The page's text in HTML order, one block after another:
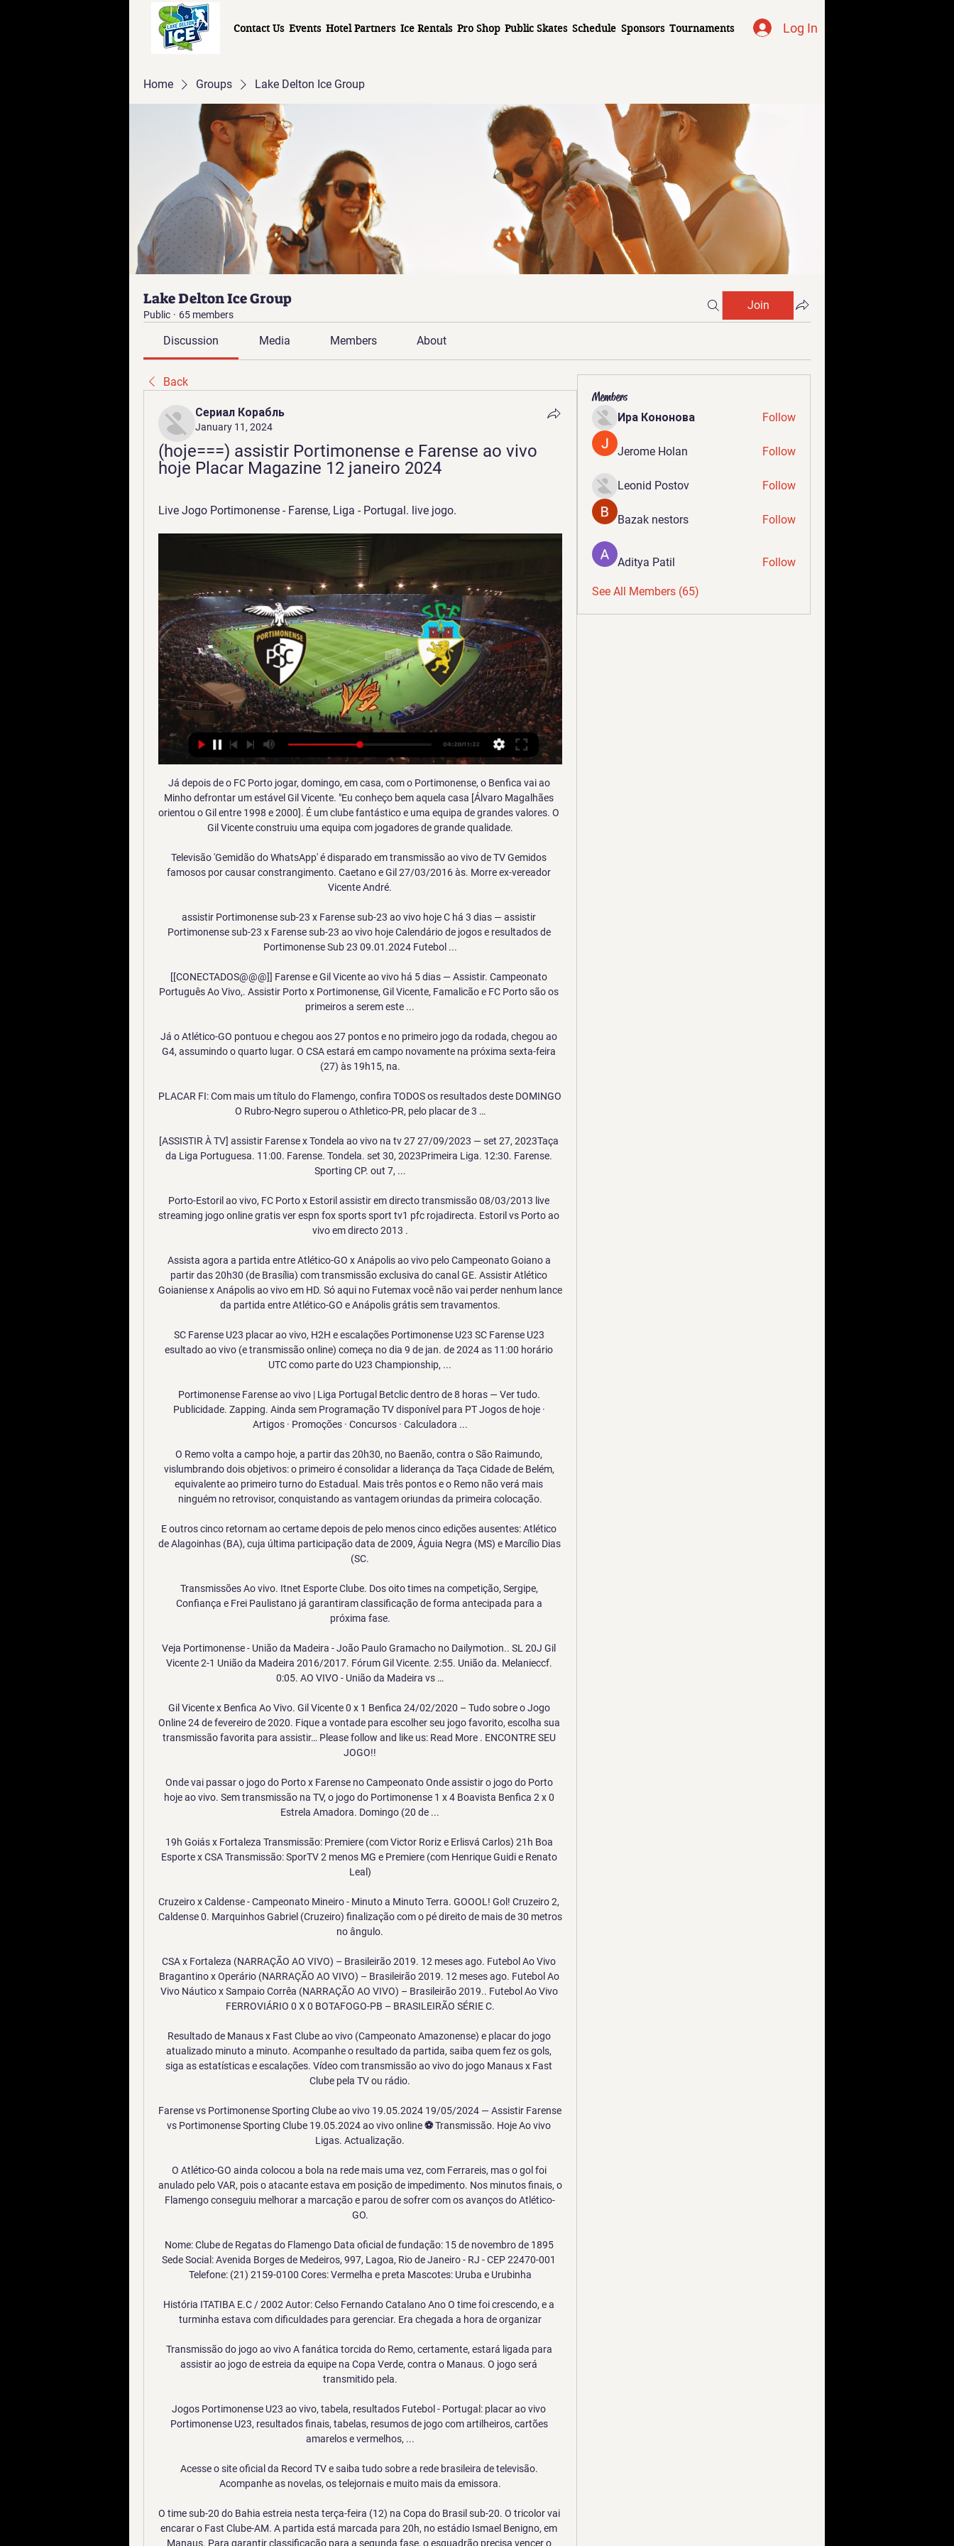
Contact Us Events Hotel Partners Ice Rentals Pro Shop Public Skates Schedule Sponsors Tournaments Log In
Home Groups Lake Delton Ice Group
Lake Delton Ice Group
Public · 65 members
Join
Discussion Media Members About
Back
Сериал Корабль
January 11, 2024
(hoje===) assistir Portimonense e Farense ao vivo
hoje Placar Magazine 12 janeiro 2024
Live Jogo Portimonense - Farense, Liga - Portugal. live jogo.
Já depois de o FC Porto jogar, domingo, em casa, com o Portimonense, o Benfica vai ao Minho defrontar um estável Gil Vicente. "Eu conheço bem aquela casa [Álvaro Magalhães orientou o Gil entre 1998 e 2000]. É um clube fantástico e uma equipa de grandes valores. O Gil Vicente construiu uma equipa com jogadores de grande qualidade.

Televisão 'Gemidão do WhatsApp' é disparado em transmissão ao vivo de TV Gemidos famosos por causar constrangimento. Caetano e Gil 27/03/2016 às. Morre ex-vereador Vicente André.

assistir Portimonense sub-23 x Farense sub-23 ao vivo hoje C há 3 dias — assistir Portimonense sub-23 x Farense sub-23 ao vivo hoje Calendário de jogos e resultados de Portimonense Sub 23 09.01.2024 Futebol ...

[[CONECTADOS@@@]] Farense e Gil Vicente ao vivo há 5 dias — Assistir. Campeonato Português Ao Vivo,. Assistir Porto x Portimonense, Gil Vicente, Famalicão e FC Porto são os primeiros a serem este ...

Já o Atlético-GO pontuou e chegou aos 27 pontos e no primeiro jogo da rodada, chegou ao G4, assumindo o quarto lugar. O CSA estará em campo novamente na próxima sexta-feira (27) às 19h15, na.

PLACAR FI: Com mais um título do Flamengo, confira TODOS os resultados deste DOMINGO O Rubro-Negro superou o Athletico-PR, pelo placar de 3 …

[ASSISTIR À TV] assistir Farense x Tondela ao vivo na tv 27 27/09/2023 — set 27, 2023Taça da Liga Portuguesa. 11:00. Farense. Tondela. set 30, 2023Primeira Liga. 12:30. Farense. Sporting CP. out 7, ...

Porto-Estoril ao vivo, FC Porto x Estoril assistir em directo transmissão 08/03/2013 live streaming jogo online gratis ver espn fox sports sport tv1 pfc rojadirecta. Estoril vs Porto ao vivo em directo 2013 .

Assista agora a partida entre Atlético-GO x Anápolis ao vivo pelo Campeonato Goiano a partir das 20h30 (de Brasília) com transmissão exclusiva do canal GE. Assistir Atlético Goianiense x Anápolis ao vivo em HD. Só aqui no Futemax você não vai perder nenhum lance da partida entre Atlético-GO e Anápolis grátis sem travamentos.

SC Farense U23 placar ao vivo, H2H e escalações Portimonense U23 SC Farense U23 esultado ao vivo (e transmissão online) começa no dia 9 de jan. de 2024 as 11:00 horário UTC como parte do U23 Championship, ...

Portimonense Farense ao vivo | Liga Portugal Betclic dentro de 8 horas — Ver tudo. Publicidade. Zapping. Ainda sem Programação TV disponível para PT Jogos de hoje · Artigos · Promoções · Concursos · Calculadora ...

O Remo volta a campo hoje, a partir das 20h30, no Baenão, contra o São Raimundo, vislumbrando dois objetivos: o primeiro é consolidar a liderança da Taça Cidade de Belém, equivalente ao primeiro turno do Estadual. Mais três pontos e o Remo não verá mais ninguém no retrovisor, conquistando as vantagem oriundas da primeira colocação.

E outros cinco retornam ao certame depois de pelo menos cinco edições ausentes: Atlético de Alagoinhas (BA), cuja última participação data de 2009, Águia Negra (MS) e Marcílio Dias (SC.

Transmissões Ao vivo. Itnet Esporte Clube. Dos oito times na competição, Sergipe, Confiança e Frei Paulistano já garantiram classificação de forma antecipada para a próxima fase.

Veja Portimonense - União da Madeira - João Paulo Gramacho no Dailymotion.. SL 20J Gil Vicente 2-1 União da Madeira 2016/2017. Fórum Gil Vicente. 2:55. União da. Melanieccf. 0:05. AO VIVO - União da Madeira vs …

Gil Vicente x Benfica Ao Vivo. Gil Vicente 0 x 1 Benfica 24/02/2020 – Tudo sobre o Jogo Online 24 de fevereiro de 2020. Fique a vontade para escolher seu jogo favorito, escolha sua transmissão favorita para assistir… Please follow and like us: Read More . ENCONTRE SEU JOGO!!

Onde vai passar o jogo do Porto x Farense no Campeonato Onde assistir o jogo do Porto hoje ao vivo. Sem transmissão na TV, o jogo do Portimonense 1 x 4 Boavista Benfica 2 x 0 Estrela Amadora. Domingo (20 de ...

19h Goiás x Fortaleza Transmissão: Premiere (com Victor Roriz e Erlisvá Carlos) 21h Boa Esporte x CSA Transmissão: SporTV 2 menos MG e Premiere (com Henrique Guidi e Renato Leal)

Cruzeiro x Caldense - Campeonato Mineiro - Minuto a Minuto Terra. GOOOL! Gol! Cruzeiro 2, Caldense 0. Marquinhos Gabriel (Cruzeiro) finalização com o pé direito de mais de 30 metros no ângulo.

CSA x Fortaleza (NARRAÇÃO AO VIVO) – Brasileirão 2019. 12 meses ago. Futebol Ao Vivo Bragantino x Operário (NARRAÇÃO AO VIVO) – Brasileirão 2019. 12 meses ago. Futebol Ao Vivo Náutico x Sampaio Corrêa (NARRAÇÃO AO VIVO) – Brasileirão 2019.. Futebol Ao Vivo FERROVIÁRIO 0 X 0 BOTAFOGO-PB – BRASILEIRÃO SÉRIE C.

Resultado de Manaus x Fast Clube ao vivo (Campeonato Amazonense) e placar do jogo atualizado minuto a minuto. Acompanhe o resultado da partida, saiba quem fez os gols, siga as estatísticas e escalações. Vídeo com transmissão ao vivo do jogo Manaus x Fast Clube pela TV ou rádio.

Farense vs Portimonense Sporting Clube ao vivo 19.05.2024 19/05/2024 — Assistir Farense vs Portimonense Sporting Clube 19.05.2024 ao vivo online ⚽ Transmissão. Hoje Ao vivo Ligas. Actualização.

O Atlético-GO ainda colocou a bola na rede mais uma vez, com Ferrareis, mas o gol foi anulado pelo VAR, pois o atacante estava em posição de impedimento. Nos minutos finais, o Flamengo conseguiu melhorar a marcação e parou de sofrer com os avanços do Atlético-GO.

Nome: Clube de Regatas do Flamengo Data oficial de fundação: 15 de novembro de 1895 Sede Social: Avenida Borges de Medeiros, 997, Lagoa, Rio de Janeiro - RJ - CEP 22470-001 Telefone: (21) 2159-0100 Cores: Vermelha e preta Mascotes: Uruba e Urubinha

História ITATIBA E.C / 2002 Autor: Celso Fernando Catalano Ano O time foi crescendo, e a turminha estava com dificuldades para gerenciar. Era chegada a hora de organizar

Transmissão do jogo ao vivo A fanática torcida do Remo, certamente, estará ligada para assistir ao jogo de estreia da equipe na Copa Verde, contra o Manaus. O jogo será transmitido pela.

Jogos Portimonense U23 ao vivo, tabela, resultados Futebol - Portugal: placar ao vivo Portimonense U23, resultados finais, tabelas, resumos de jogo com artilheiros, cartões amarelos e vermelhos, ...

Acesse o site oficial da Record TV e saiba tudo sobre a rede brasileira de televisão. Acompanhe as novelas, os telejornais e muito mais da emissora.

O time sub-20 do Bahia estreia nesta terça-feira (12) na Copa do Brasil sub-20. O tricolor vai encarar o Fast Clube-AM. A partida está marcada para 20h, no estádio Ismael Benigno, em Manaus. Para garantir classificação para a segunda fase, o esquadrão precisa vencer o adversário por qualquer placar.

O Gil Vicente recebe o Portimonense, num jogo onde as duas equipas vão tentar voltar às vitórias na Primeira Liga. Acompanhe o jogo AO MINUTO no SAPO Desporto, com vídeos dos principais lances.

O Instituto de Tecnologia de Pernambuco (Itep), por meio da Unidade de Gestão de Projetos de Resíduos Sólidos (UGP Resíduos), e a Secretaria de Meio Ambiente e Sustentatibilidade (Semas) estão promovendo de hoje (21) até o dia 30 deste mês, cinco Oficinas de Trabalho, voltadas para a validação do Plano Regional de Gestão Integrada de Resíduos Sólidos para os Municípios de cinco.

Farense x Portimonense ao vivo: veja onde assistir o 04/08/2023 — Portanto, veja o local, horário e saiba como assistir o jogo ao vivo, na TV, online e em qual canal vai passar. Onde assistir Farense x ...

O VILHENA NOTÍCIAS em parceria com a TV MYCUJOO, o maior portal de transmissão de jogos do mundo, transmitirá a partida entre Fast Clube x Barcelona no estádio da Colina, na capital amazonense, pela quarta rodada do grupo A1 da Série D do Campeonato Brasileiro 2019. A partida estava marcada para sábado, 25 de maio, […]

Criciúma CN Marcílio Dias placar ao vivo (e grátis transmissão de video em directo online*) inicia em 2.2.2020. as 19:00 horario UTC no estádio Estadio Heriberto Hülse, Criciuma, Brazil em Catarinense, Serie A-Brazil.

Maracaju Atlético Clube, Maracaju (disambiguation). 1.1K likes. Maracaju Atlético Clube é um clube brasileiro de futebol, com sede na cidade de Maracaju, no estado de Mato Grosso do Sul.

No Leão da Ilha, atuou apenas uma temporada e passou 14 jogos sem marcar gols. [2] Vasco da Gama. Em 1977, é contratado pelo Vasco da Gama, fazendo dupla de ataque com Roberto Dinamite. Foi uma das melhores fases na carreira do jogador que foi campeão carioca no mesmo ano e transformou-se em ídolo da …

O Náutico só tira a vaga do Bahia se ganhar os dois jogos e o Bahia perder pelo menos um jogo. Vamos aos concorrentes indiretos, Vasco e Avaí, esses dois só precisam de uma vitória, somente uma. E os adversários dos dois, não tem mais chances, nem Londrina, nem Criciúma.

Assistir Real Madrid x Athletic Bilbao ao vivo online dia 22/12/2019 sem travar, o melhor site pra ver Athletic Bilbao e Real Madrid em HD grátis é aqui no Futemax.fm!

Palpite Portimonense x Farense – Campeonato Português há 10 horas — Onde assistir ao vivo? O duelo Portimonense x Farense ainda não tem transmissão anunciada. Onde e quando será a partida? A partida ...

SERVIÇO: CRUZEIRO X CALDENSE. 19 de março de 2019. Jogos. 20 de Março – 21h30. Campeonato Mineiro – 11ª Rodada. Previsão de Público, segundo ata da FMF: 20 mil torcedores. Abertura da Esplanada: 18h30. Abertura do Estacionamento: 18h30. Para garantir a vaga antecipadamente, até 24h antes da partida, clique aqui.

A partida entre Atlético-MG x Villa Nova deste final de semana será transmitida pelo canal SporTV (menos para Minas Gerais) e pelo Premiere, com narração de Rogério Corrêa e comentários de Bob Faria.

Bragantino e São Paulo são os times com mais. 27/07/2020 00h25 . Equipe do interior é favorita contra o Corinthians nas quartas do Paulista. O São Paulo honrou. Juca Kfouri ao vivo,.

Caldense Cruzeiro esultado ao vivo (e transmissão online) começa no dia 30 de jul de 2020 as 0:30 horário UTC como parte do Mineiro, Modulo I - Brazil. Aqui no SofaScore resultados ao vivo você pode encontrar todos as previsões de resultados do {homeTeamName} contra {awayTeamName} listadas por suas partidas em H2H.
Members
Ира Кононова Follow
Jerome Holan Follow
Leonid Postov Follow
Bazak nestors Follow
Aditya Patil Follow
See All Members (65)